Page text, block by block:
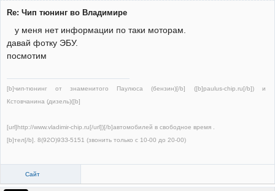
Re: Чип тюнинг во Владимире
у меня нет информации по таки моторам.
давай фотку ЭБУ.
посмотим
[b]чип-тюнинг от знаменитого Паулюса (бензин)[/b] ([b]paulus-chip.ru[/b]) и
Кстовчанина (дизель)([b]
[url]http://www.vladimir-chip.ru[/url])[/b]автомобилей в свободное время .
[b]тел[/b]. 8(92О)9ЗЗ-5151 (звонить только с 10-00 до 20-00)
Сайт